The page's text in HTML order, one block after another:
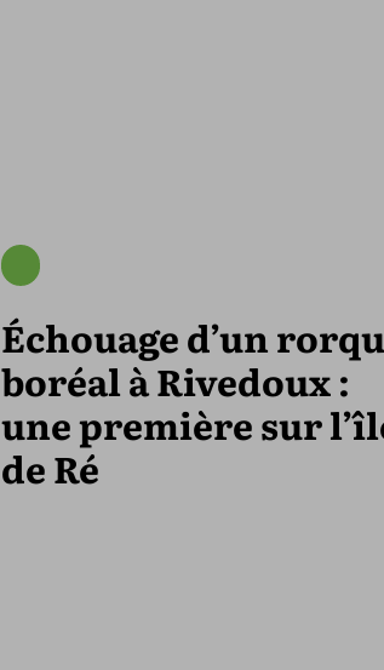
Échouage d’un
boréal à Rivedoux :
une première sur
de Ré